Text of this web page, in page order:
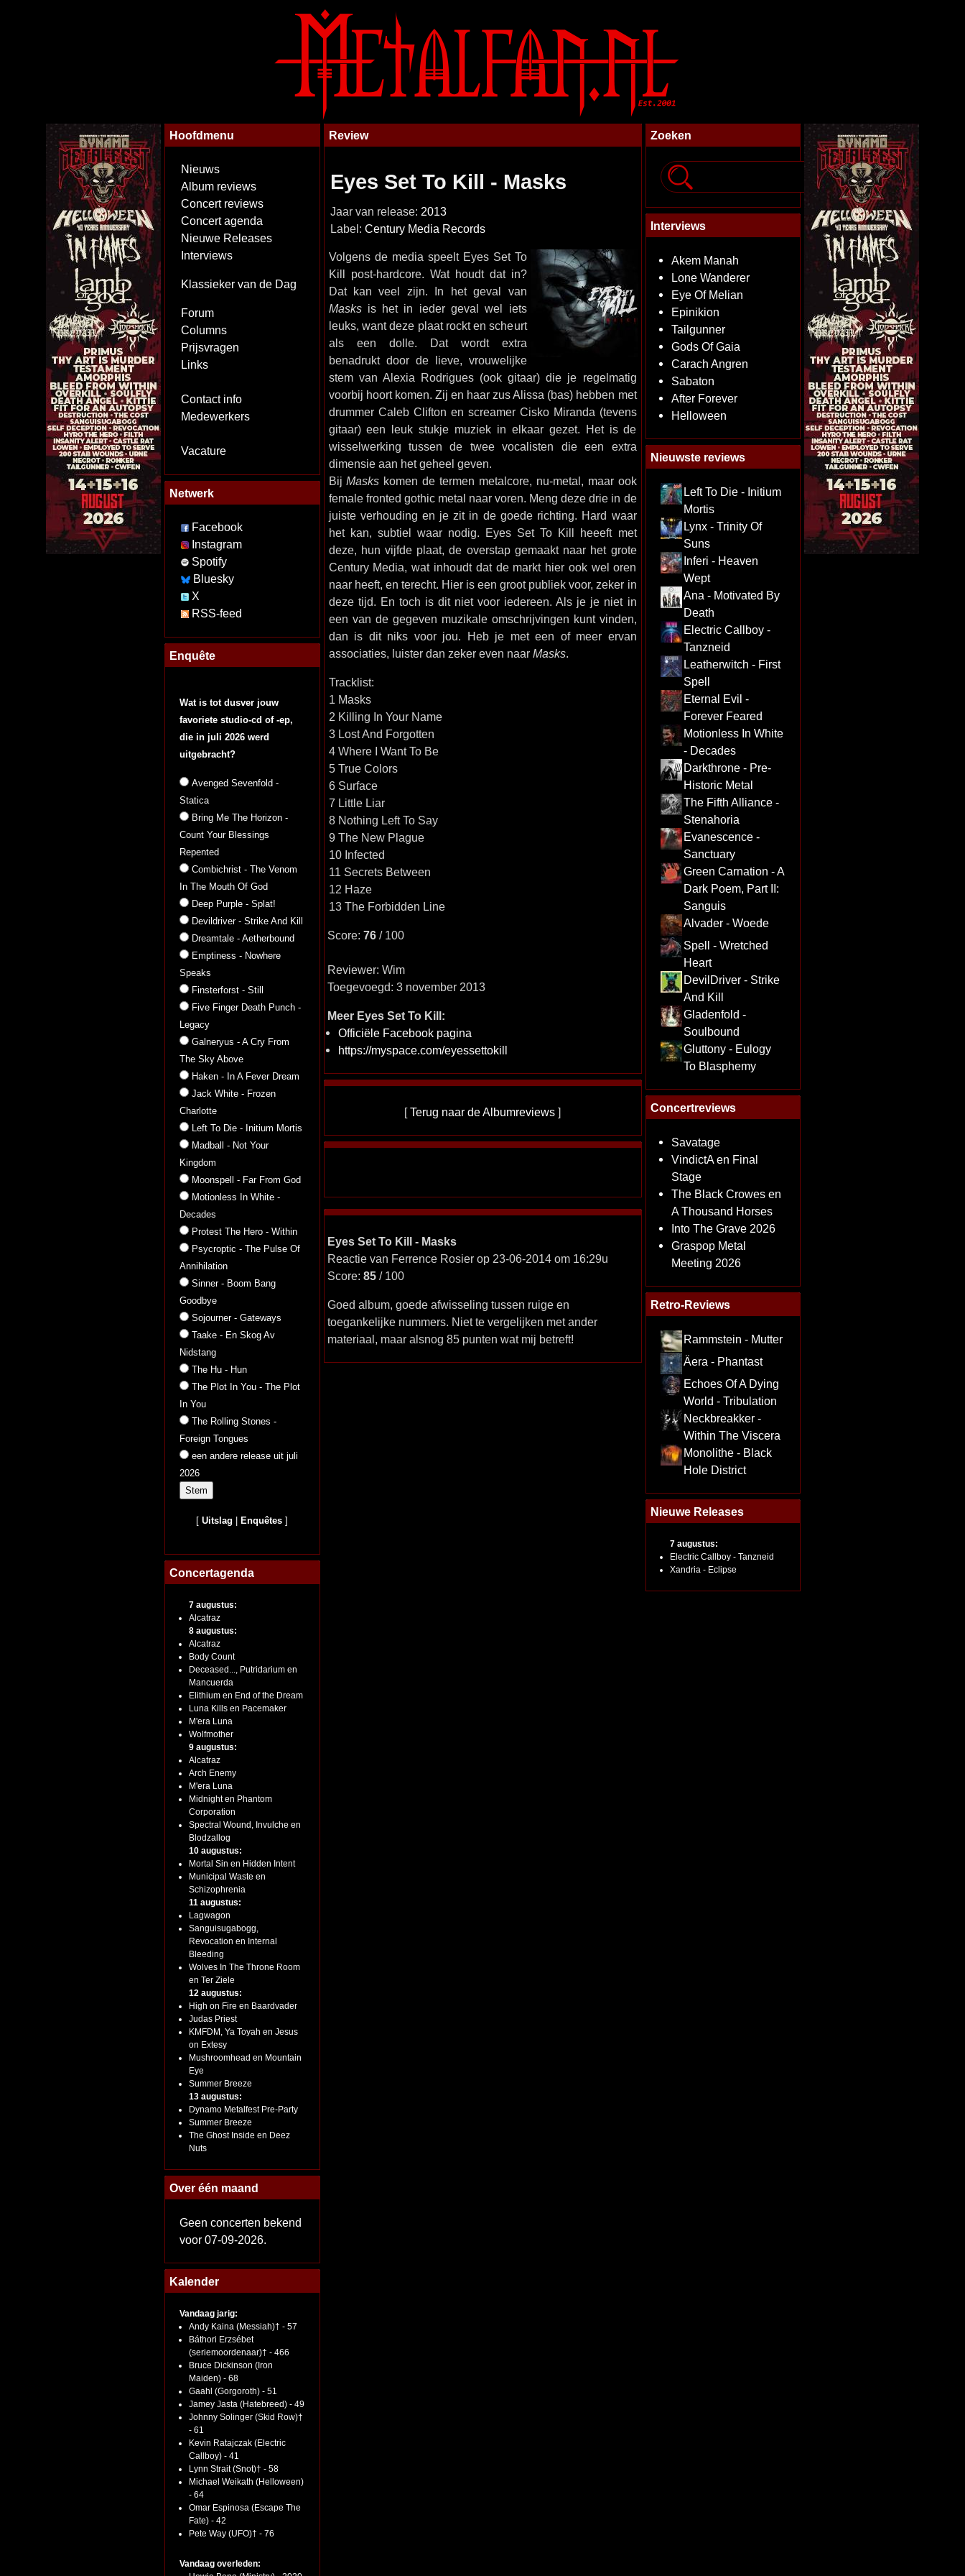
Hoofdmenu
Nieuws
Album reviews
Concert reviews
Concert agenda
Nieuwe Releases
Interviews
Klassieker van de Dag
Forum
Columns
Prijsvragen
Links
Contact info
Medewerkers
Vacature
Netwerk
Facebook
Instagram
Spotify
Bluesky
X
RSS-feed
Enquête
Wat is tot dusver jouw
favoriete studio-cd of -ep,
die in juli 2026 werd
uitgebracht?
Avenged Sevenfold -
Statica
Bring Me The Horizon -
Count Your Blessings
Repented
Combichrist - The Venom
In The Mouth Of God
Deep Purple - Splat!
Devildriver - Strike And Kill
Dreamtale - Aetherbound
Emptiness - Nowhere
Speaks
Finsterforst - Still
Five Finger Death Punch -
Legacy
Galneryus - A Cry From
The Sky Above
Haken - In A Fever Dream
Jack White - Frozen
Charlotte
Left To Die - Initium Mortis
Madball - Not Your
Kingdom
Moonspell - Far From God
Motionless In White -
Decades
Protest The Hero - Within
Psycroptic - The Pulse Of
Annihilation
Sinner - Boom Bang
Goodbye
Sojourner - Gateways
Taake - En Skog Av
Nidstang
The Hu - Hun
The Plot In You - The Plot
In You
The Rolling Stones -
Foreign Tongues
een andere release uit juli
2026
[Uitslag Enquêtes ]
Concertagenda
7 augustus:
Alcatraz
8 augustus:
Alcatraz
Body Count
Deceased..., Putridarium en
Mancuerda
Elithium en End of the Dream
Luna Kills en Pacemaker
M'era Luna
Wolfmother
9 augustus:
Alcatraz
Arch Enemy
M'era Luna
Midnight en Phantom
Corporation
Spectral Wound, Invulche en
Blodzallog
10 augustus:
Mortal Sin en Hidden Intent
Municipal Waste en
Schizophrenia
11 augustus:
Lagwagon
Sanguisugabogg,
Revocation en Internal
Bleeding
Wolves In The Throne Room
en Ter Ziele
12 augustus:
High on Fire en Baardvader
Judas Priest
KMFDM, Ya Toyah en Jesus
on Extesy
Mushroomhead en Mountain
Eye
Summer Breeze
13 augustus:
Dynamo Metalfest Pre-Party
Summer Breeze
The Ghost Inside en Deez
Nuts
Over één maand
Geen concerten bekend
voor 07-09-2026.
Kalender
Vandaag jarig:
Andy Kaina (Messiah)† - 57
Báthori Erzsébet
(seriemoordenaar)† - 466
Bruce Dickinson (Iron
Maiden) - 68
Gaahl (Gorgoroth) - 51
Jamey Jasta (Hatebreed) - 49
Johnny Solinger (Skid Row)†
- 61
Kevin Ratajczak (Electric
Callboy) - 41
Lynn Strait (Snot)† - 58
Michael Weikath (Helloween)
- 64
Omar Espinosa (Escape The
Fate) - 42
Pete Way (UFO)† - 76
Vandaag overleden:
Review
Eyes Set To Kill - Masks
Jaar van release: 2013
Label: Century Media Records
Volgens de media speelt Eyes Set To
Kill post-hardcore. Wat houdt dat in?
Dat kan veel zijn. In het geval van
Masksis het in ieder geval wel iets
leuks, want deze plaat rockt en scheurt
als een dolle. Dat wordt extra
benadrukt door de lieve, vrouwelijke
stem van Alexia Rodrigues (ook gitaar) die je regelmatig
voorbij hoort komen. Zij en haar zus Alissa (bas) hebben met
drummer Caleb Clifton en screamer Cisko Miranda (tevens
gitaar) een leuk stukje muziek in elkaar gezet. Het is de
wisselwerking tussen de twee vocalisten die een extra
dimensie aan het geheel geven.
BijMasks komen de termen metalcore, nu-metal, maar ook
female fronted gothic metal naar voren. Meng deze drie in de
juiste verhouding en je zit in de goede richting. Hard waar
het kan, subtiel waar nodig. Eyes Set To Kill heeeft met
deze, hun vijfde plaat, de overstap gemaakt naar het grote
Century Media, wat inhoudt dat de markt hier ook wel oren
naar heeft, en terecht. Hier is een groot publiek voor, zeker in
deze tijd. En toch is dit niet voor iedereen. Als je je niet in
een van de gegeven muzikale omschrijvingen kunt vinden,
dan is dit niks voor jou. Heb je met een of meer ervan
associaties, luister dan zeker even naar Masks.
Tracklist:
1 Masks
2 Killing In Your Name
3 Lost And Forgotten
4 Where I Want To Be
5 True Colors
6 Surface
7 Little Liar
8 Nothing Left To Say
9 The New Plague
10 Infected
11 Secrets Between
12 Haze
13 The Forbidden Line
Score: 76/ 100
Reviewer: Wim
Toegevoegd: 3 november 2013
Meer Eyes Set To Kill:
Officiële Facebook pagina
https://myspace.com/eyessettokill
[Terug naar de Albumreviews ]
Eyes Set To Kill - Masks
Reactie van Ferrence Rosier op 23-06-2014 om 16:29u
Score: 85/ 100
Goed album, goede afwisseling tussen ruige en
toegankelijke nummers. Niet te vergelijken met ander
materiaal, maar alsnog 85 punten wat mij betreft!
Zoeken
Interviews
Akem Manah
Lone Wanderer
Eye Of Melian
Epinikion
Tailgunner
Gods Of Gaia
Carach Angren
Sabaton
After Forever
Helloween
Nieuwste reviews
Left To Die - Initium
Mortis
Lynx - Trinity Of
Suns
Inferi - Heaven
Wept
Ana - Motivated By
Death
Electric Callboy -
Tanzneid
Leatherwitch - First
Spell
Eternal Evil -
Forever Feared
Motionless In White
- Decades
Darkthrone - Pre-
Historic Metal
The Fifth Alliance -
Stenahoria
Evanescence -
Sanctuary
Green Carnation - A
Dark Poem, Part II:
Sanguis
Alvader - Woede
Spell - Wretched
Heart
DevilDriver - Strike
And Kill
Gladenfold -
Soulbound
Gluttony - Eulogy
To Blasphemy
Concertreviews
Savatage
VindictA en Final
Stage
The Black Crowes en
A Thousand Horses
Into The Grave 2026
Graspop Metal
Meeting 2026
Retro-Reviews
Rammstein - Mutter
Äera - Phantast
Echoes Of A Dying
World - Tribulation
Neckbreakker -
Within The Viscera
Monolithe - Black
Hole District
Nieuwe Releases
7 augustus:
Electric Callboy - Tanzneid
Xandria - Eclipse